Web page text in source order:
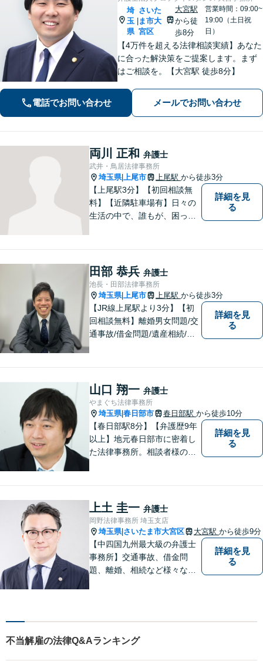
埼
玉
県
さいた
ま市大
宮区
大宮駅
から徒
歩8分
営業時間：09:00~
19:00（土日祝
日）
【4万件を超える法律相談実績】あなた
に合った解決策をご提案します。まず
はご相談を。【大宮駅 徒歩8分】
電話でお問い合わせ メールでお問い合わせ
両川 正和 弁護士
武井・鳥居法律事務所
埼玉県| 上尾市 上尾駅 から徒歩3分
【上尾駅3分】【初回相談無
料】【近隣駐車場有】日々の
生活の中で、誰もが、困っ
なってしまうことがあると思
います。そんな時は、お気軽
に私にご相談ください。
詳細を見
る
田部 恭兵 弁護士
池長・田部法律事務所
埼玉県| 上尾市 上尾駅 から徒歩3分
【JR線上尾駅より3分】【初
回相談無料】離婚男女問題/交
通事故/借金問題/遺産相続/債
に無料相談を時間を区切らず
に設けております。ぜひ、お
気軽にご相談ください。
詳細を見
る
山口 翔一 弁護士
やまぐち法律事務所
埼玉県|春日部市 春日部駅 から徒歩10分
【春日部駅8分】【弁護歴9年
以上】地元春日部市に密着し
た法律事務所。相談者様のお
談も受け付けています。ぜひ
一度ご相談を！【初回相談無
料】
詳細を見
る
上土 圭一 弁護士
岡野法律事務所 埼玉支店
埼玉県| さいたま市大宮区 大宮駅 から徒歩9分
【中四国九州最大級の弁護士
事務所】交通事故、借金問
題、離婚、相続など様々な問
い！
詳細を見
る
不当解雇の法律Q&Aランキング